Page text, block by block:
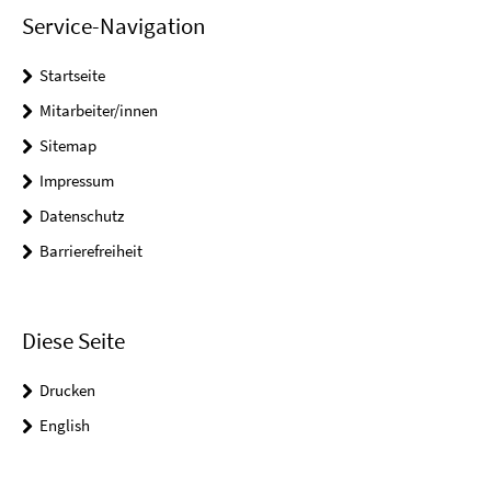
Service-Navigation
Startseite
Mitarbeiter/innen
Sitemap
Impressum
Datenschutz
Barrierefreiheit
Diese Seite
Drucken
English